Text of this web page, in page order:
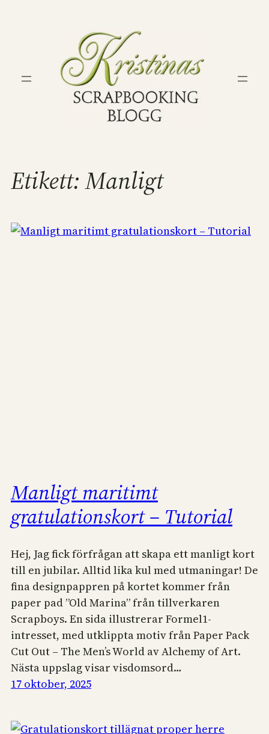
Etikett:Manligt
Manligt maritimt
gratulationskort – Tutorial
Hej, Jag fick förfrågan att skapa ett manligt kort
till en jubilar. Alltid lika kul med utmaningar! De
fina designpappren på kortet kommer från
paper pad ”Old Marina” från tillverkaren
Scrapboys. En sida illustrerar Formel1-
intresset, med utklippta motiv från Paper Pack
Cut Out – The Men’s World av Alchemy of Art.
Nästa uppslag visar visdomsord…
17 oktober, 2025